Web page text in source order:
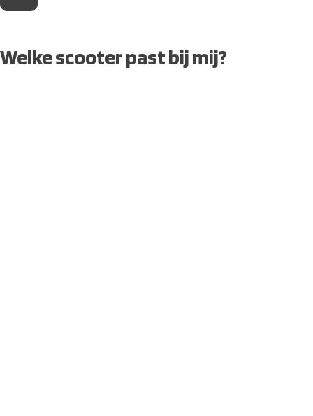
Welke scooter past bij mij?